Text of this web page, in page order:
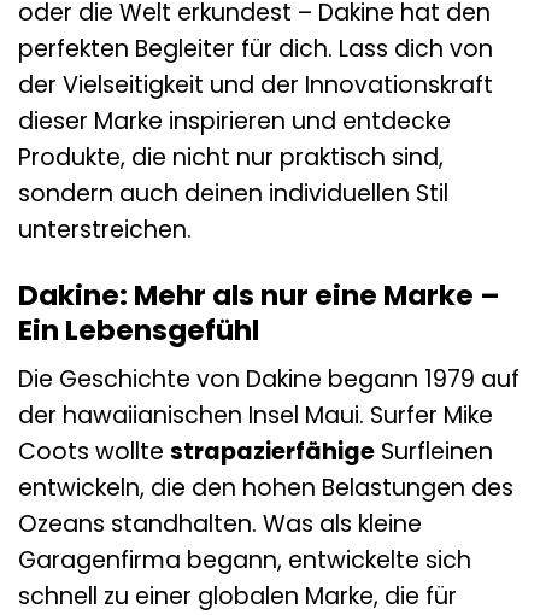
oder die Welt erkundest – Dakine hat den
perfekten Begleiter für dich. Lass dich von
der Vielseitigkeit und der Innovationskraft
dieser Marke inspirieren und entdecke
Produkte, die nicht nur praktisch sind,
sondern auch deinen individuellen Stil
unterstreichen.
Dakine: Mehr als nur eine Marke –
Ein Lebensgefühl
Die Geschichte von Dakine begann 1979 auf
der hawaiianischen Insel Maui. Surfer Mike
Coots wollte strapazierfähige Surfleinen
entwickeln, die den hohen Belastungen des
Ozeans standhalten. Was als kleine
Garagenfirma begann, entwickelte sich
schnell zu einer globalen Marke, die für